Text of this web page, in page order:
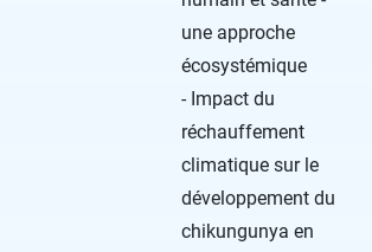
une approche
écosystémique
- Impact du
réchauffement
climatique sur le
développement du
chikungunya en